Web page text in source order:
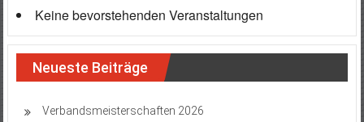
Keine bevorstehenden Veranstaltungen
Neueste Beiträge
Verbandsmeisterschaften 2026